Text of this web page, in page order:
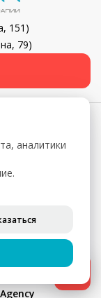
151)
79)
центров
для
данных
аналитики